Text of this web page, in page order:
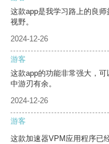
这款app是我学习路上的良
视野。
2024-12-26
游客
这款app的功能非常强大，
中游刃有余。
2024-12-26
游客
这款加速器VPM应用程序已